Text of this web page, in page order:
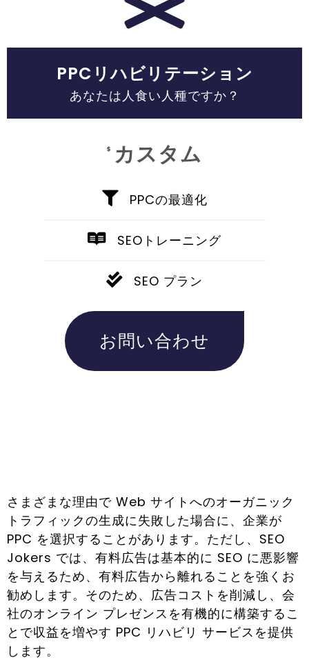
PPCリハビリテーション
あなたは人食い人種ですか？
$ カスタム
PPCの最適化
SEOトレーニング
SEO プラン
お問い合わせ
さまざまな理由で Web サイトへのオーガニック
トラフィックの生成に失敗した場合に、企業が
PPC を選択することがあります。ただし、SEO
Jokers では、有料広告は基本的に SEO に悪影響
を与えるため、有料広告から離れることを強くお
勧めします。そのため、広告コストを削減し、会
社のオンライン プレゼンスを有機的に構築するこ
とで収益を増やす PPC リハビリ サービスを提供
します。